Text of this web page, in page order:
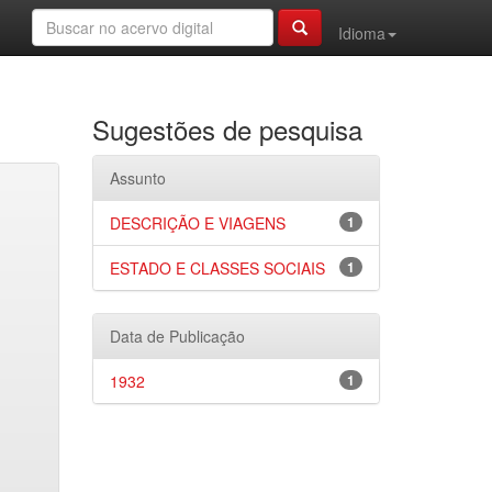
Idioma
Sugestões de pesquisa
Assunto
1
DESCRIÇÃO E VIAGENS
1
ESTADO E CLASSES SOCIAIS
Data de Publicação
1
1932